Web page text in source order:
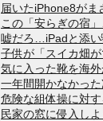
届いたiPhone8が
この「安らぎの宿
嘘だろ…iPadと添い
子供が「スイカ畑
気に入った靴を海
一年間開かなかっ
危険な組体操に対
民家の窓に侵入し